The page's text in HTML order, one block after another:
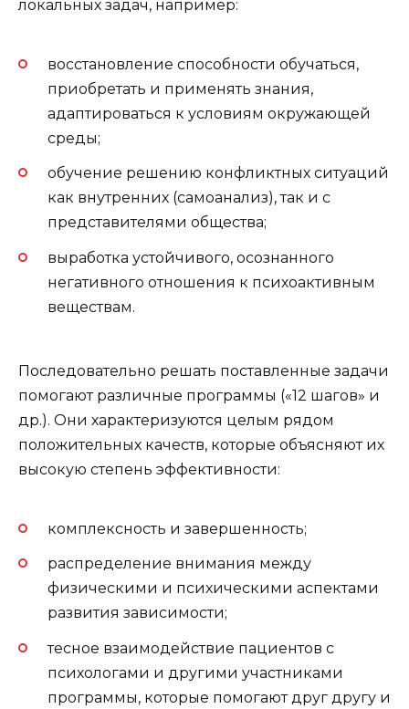
локальных задач, например:
восстановление способности обучаться,
приобретать и применять знания,
адаптироваться к условиям окружающей
среды;
обучение решению конфликтных ситуаций
как внутренних (самоанализ), так и с
представителями общества;
выработка устойчивого, осознанного
негативного отношения к психоактивным
веществам.
Последовательно решать поставленные задачи
помогают различные программы («12 шагов» и
др.). Они характеризуются целым рядом
положительных качеств, которые объясняют их
высокую степень эффективности:
комплексность и завершенность;
распределение внимания между
физическими и психическими аспектами
развития зависимости;
тесное взаимодействие пациентов с
психологами и другими участниками
программы, которые помогают друг другу и